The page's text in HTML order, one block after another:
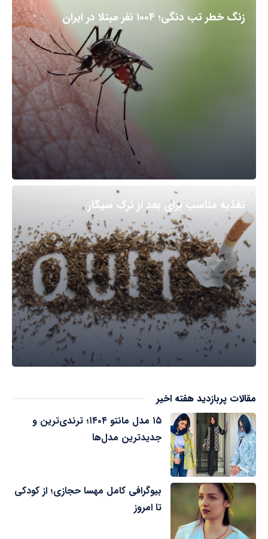
زنگ خطر تب دنگی؛ ۱۰۰۴ نفر مبتلا در ایران
تغذیه مناسب برای بعد از ترک سیگار
مقالات پربازدید هفته اخیر
۱۵ مدل مانتو ۱۴۰۴؛ ترندی‌ترین و
جدیدترین مدل‌ها
بیوگرافی کامل مهسا حجازی؛ از کودکی
تا امروز